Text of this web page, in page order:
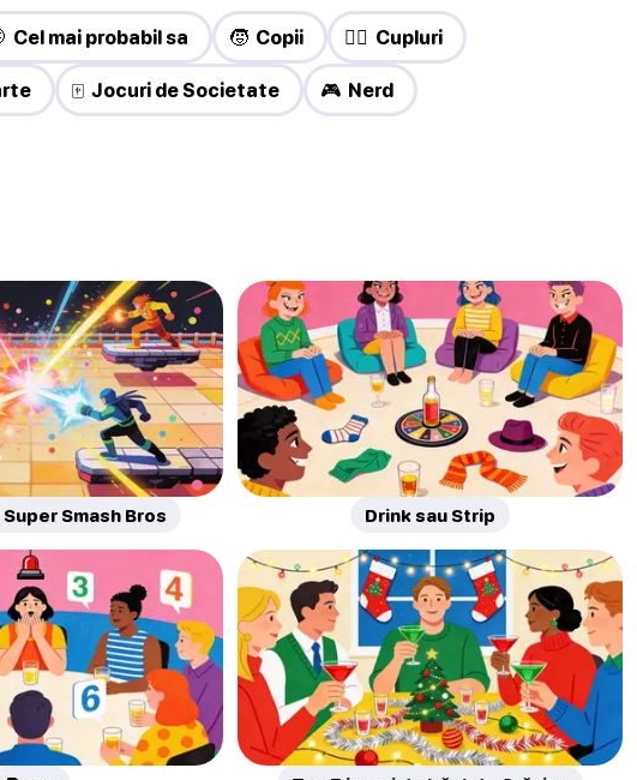
Cel mai probabil sa 🧒 Copii ❤️‍🔥 Cupluri
🀄 Jocuri de Societate 🎮 Nerd
Smash Bros Drink sau Strip